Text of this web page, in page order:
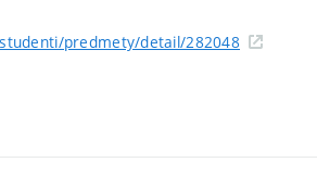
predmety/detail/282048